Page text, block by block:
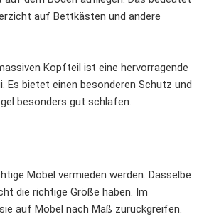
auf Bettkästen und andere
Kopfteil ist eine hervorragende
Es bietet einen besonderen Schutz und
besonders gut schlafen.
Möbel vermieden werden. Dasselbe
die richtige Größe haben. Im
auf Möbel nach Maß zurückgreifen.